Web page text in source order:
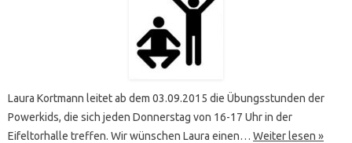
Laura Kortmann leitet ab dem 03.09.2015 die Übungsstunden der
Powerkids, die sich jeden Donnerstag von 16-17 Uhr in der
Eifeltorhalle treffen. Wir wünschen Laura einen… Weiter lesen »